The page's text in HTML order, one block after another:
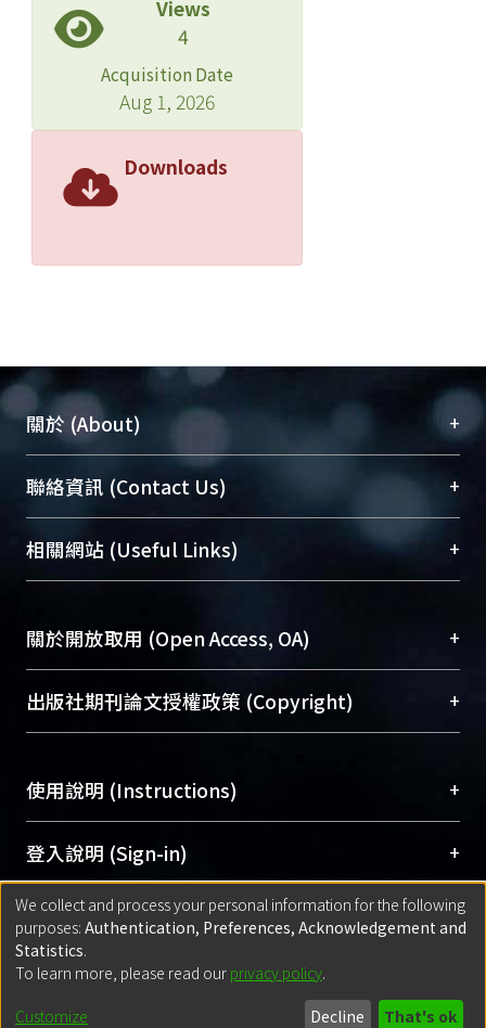
Views
4
Acquisition Date
Aug 1, 2026
Downloads
關於 (About) +
臺大位居世界頂尖大學之列，為永久珍藏及向國際
展現本校豐碩的研究成果及學術能量，圖書館整合
機構典藏（NTUR）與學術庫（AH）不同功能平
台，成為臺大學術典藏NTU scholars。期能整合研
成果。
To permanently archive and promote researcher
profiles and scholarly works, Library integrates the
services of “NTU Repository” with “Academic
聯絡資訊 (Contact Us) +
總館學科館員(Main Library)
醫學圖書館學科館員(Medical Library)
Sciences Library)
相關網站 (Useful Links) +
關於開放取用 (Open Access, OA) +
開放取用是從使用者角度提升資訊取用性的社會運
動，應用在學術研究上是透過將研究著作公開供使
用逐年攀升。同時可加速研究發展、提升研究影響
Archive）平台。 （點選深入了解OA）
出版社期刊論文授權政策 (Copyright) +
含部分內容的版權非匯入者所有，或由第三方贊
助與合作完成，請確認該版權所有者及第三方同
意提供此授權。
Please represent that the submission is your
original work, and that you have the right to
grant the rights to upload.
若欲上傳已出版的全文電子檔，可使用
policy finder
網站查詢，以確認出版單位之版權
使用說明 (Instructions) +
網站簡介(Quickstart Guide)
使用手冊(Instruction Manual)
線上預約服務(Booking Service)
登入說明 (Sign-in) +
方案一：臺灣大學計算機中心帳號登入
(With C&INC Email Account)
方案二：ORCID帳號登入(With ORCID)
匯入著作 (Submission) +
方案一：定期更新ORCID者，以ID匯入
for identifier (ORCID))
Built withDSpace-CRIS software
- Extension maintained and optimized
We collect and process your personal information for the following
purposes: Authentication, Preferences, Acknowledgement and
Statistics.
To learn more, please read our privacy policy.
Customize Decline That's ok